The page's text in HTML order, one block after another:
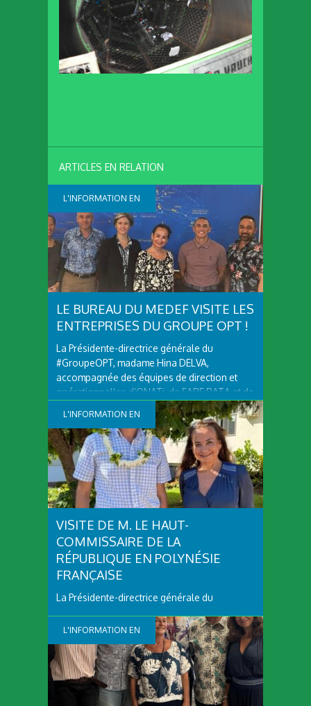
L'INFORMATION EN
CONTINUE
LE BUREAU DU MEDEF VISITE LES
ENTREPRISES DU GROUPE OPT !
La Présidente-directrice générale du
#GroupeOPT, madame Hina DELVA,
accompagnée des équipes de direction et
opérationnelles d’ONATi, de FARE RATA et de
Tahiti Nui Telecom, a eu le plaisir d'accueillir
monsieur Yannick Cadet, Président du MEDEF
Polynésie Française, ainsi que les membres
de son...
L'INFORMATION EN
CONTINUE
VISITE DE M. LE HAUT-
COMMISSAIRE DE LA
RÉPUBLIQUE EN POLYNÉSIE
FRANÇAISE
La Présidente-directrice générale du
DELVA, a accueilli Monsieur Alexandre
Rochatte, Haut-Commissaire de la
République en Polynésie française, le
mercredi 27 mai 2026 dans les locaux de la
Présidence de l’OPT à Fare Ute. Cette
rencontre...
L'INFORMATION EN
CONTINUE